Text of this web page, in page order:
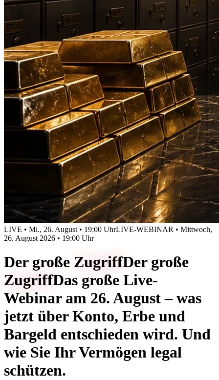
LIVE • Mi., 26. August • 19:00 UhrLIVE-WEBINAR • Mittwoch,
26. August 2026 • 19:00 Uhr
Der große ZugriffDer große
ZugriffDas große Live-
Webinar am 26. August – was
jetzt über Konto, Erbe und
Bargeld entschieden wird. Und
wie Sie Ihr Vermögen legal
schützen.